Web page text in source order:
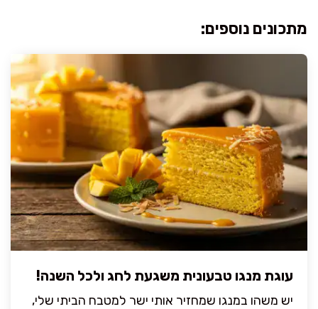
מתכונים נוספים:
עוגת מנגו טבעונית משגעת לחג ולכל השנה!
יש משהו במנגו שמחזיר אותי ישר למטבח הביתי שלי,